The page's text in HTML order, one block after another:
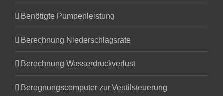
Benötigte Pumpenleistung
Berechnung Niederschlagsrate
Berechnung Wasserdruckverlust
Beregnungscomputer zur Ventilsteuerung